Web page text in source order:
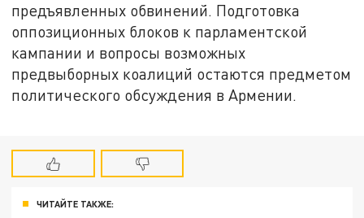
предъявленных обвинений. Подготовка
оппозиционных блоков к парламентской
кампании и вопросы возможных
предвыборных коалиций остаются предметом
политического обсуждения в Армении.
ЧИТАЙТЕ ТАКЖЕ: